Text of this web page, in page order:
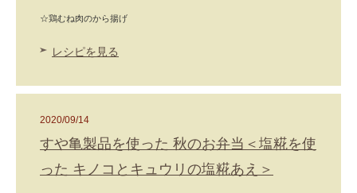
☆鶏むね肉のから揚げ
レシピを見る
2020/09/14
すや亀製品を使った 秋のお弁当＜塩糀を使
った キノコとキュウリの塩糀あえ＞